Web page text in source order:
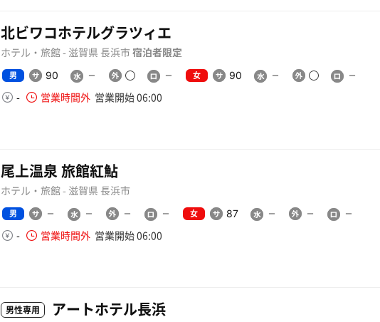
北ビワコホテルグラツィエ
ホテル・旅館 - 滋賀県 長浜市宿泊者限定
男 90 女 90
- 営業時間外 営業開始 06:00
尾上温泉 旅館紅鮎
ホテル・旅館 - 滋賀県 長浜市
男 女 87
- 営業時間外 営業開始 06:00
男性専用 アートホテル長浜